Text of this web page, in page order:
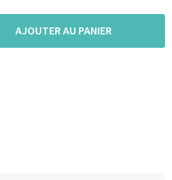
AJOUTER AU PANIER